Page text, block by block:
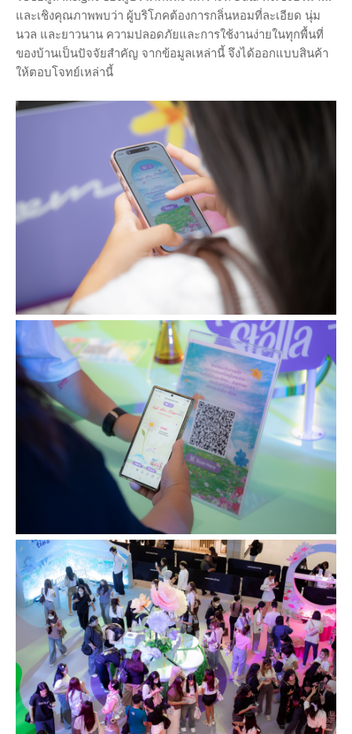
และเชิงคุณภาพพบว่า ผู้บริโภคต้องการกลิ่นหอมที่ละเอียด นุ่ม
นวล และยาวนาน ความปลอดภัยและการใช้งานง่ายในทุกพื้นที่
ของบ้านเป็นปัจจัยสำคัญ จากข้อมูลเหล่านี้ จึงได้ออกแบบสินค้า
ให้ตอบโจทย์เหล่านี้